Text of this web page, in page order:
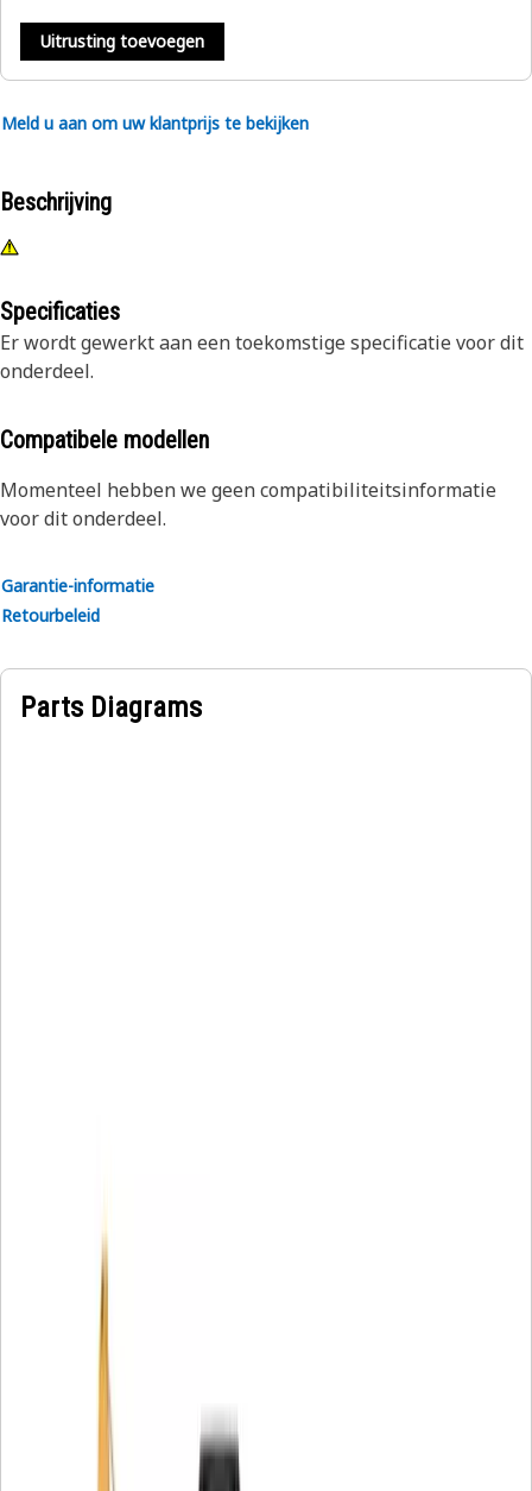
Uitrusting toevoegen
Meld u aan om uw klantprijs te bekijken
Beschrijving
Specificaties
Er wordt gewerkt aan een toekomstige specificatie voor dit
onderdeel.
Compatibele modellen
Momenteel hebben we geen compatibiliteitsinformatie
voor dit onderdeel.
Garantie-informatie
Retourbeleid
Parts Diagrams